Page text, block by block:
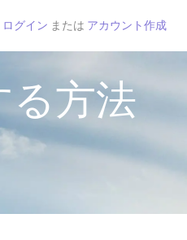
ログイン または アカウント作成
る方法